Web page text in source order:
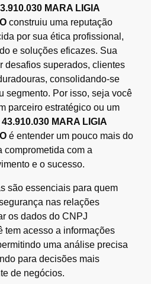
MARA LIGIA
construiu uma reputação
por sua ética profissional,
e soluções eficazes. Sua
desafios superados, clientes
consolidando-se
segmento. Por isso, seja você
parceiro estratégico ou um
43.910.030 MARA LIGIA
é entender um pouco mais do
comprometida com a
e o sucesso.
são essenciais para quem
nas relações
os dados do CNPJ
tem acesso a informações
uma análise precisa
para decisões mais
de negócios.